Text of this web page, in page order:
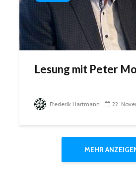
Lesung mit Peter
Frederik Hartmann 22.
MEHR